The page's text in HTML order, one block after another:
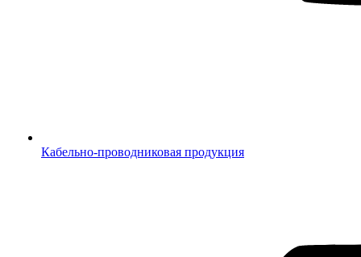
Кабельно-проводниковая продукция